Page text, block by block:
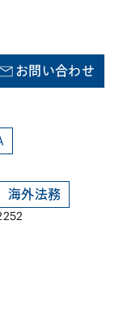
海外法務
お問い合わせ